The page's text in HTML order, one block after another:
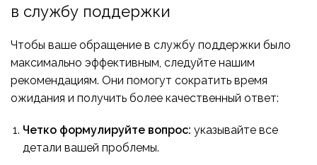
в службу поддержки
Чтобы ваше обращение в службу поддержки было
максимально эффективным, следуйте нашим
рекомендациям. Они помогут сократить время
ожидания и получить более качественный ответ:
Четко формулируйте вопрос: указывайте все
детали вашей проблемы.